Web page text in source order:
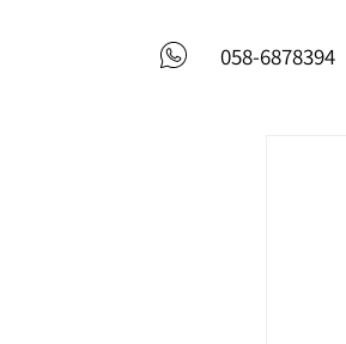
058-6878394